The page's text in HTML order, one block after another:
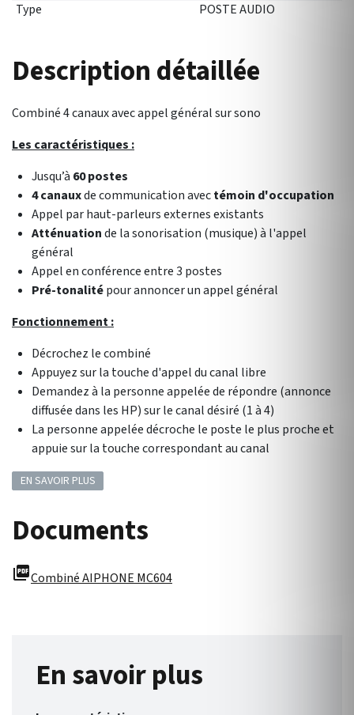
Type
POSTE AUDIO
Description détaillée
Combiné 4 canaux avec appel général sur sono
Les caractéristiques :
Jusqu’à 60 postes
4 canauxde communication avectémoin d'occupation
Appel par haut-parleurs externes existants
Atténuationde la sonorisation (musique) à l'appel
général
Appel en conférence entre 3 postes
Pré-tonalitépour annoncer un appel général
Fonctionnement :
Décrochez le combiné
Appuyez sur la touche d'appel du canal libre
Demandez à la personne appelée de répondre (annonce
diffusée dans les HP) sur le canal désiré (1 à 4)
La personne appelée décroche le poste le plus proche et
appuie sur la touche correspondant au canal
EN SAVOIR PLUS
Documents
picture_as_pdfCombiné AIPHONE MC604
En savoir plus